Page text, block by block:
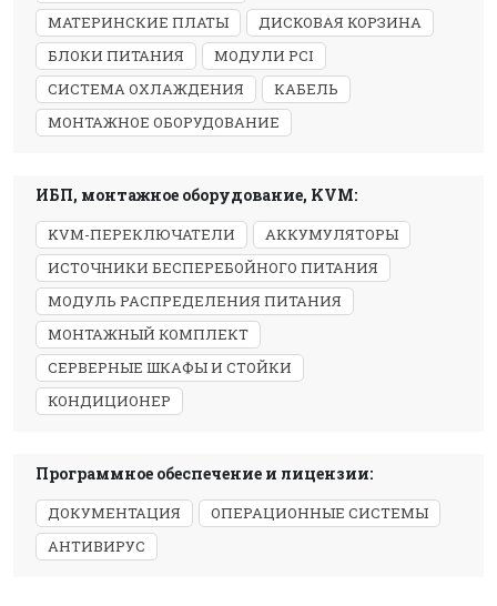
МАТЕРИНСКИЕ ПЛАТЫ
ДИСКОВАЯ КОРЗИНА
БЛОКИ ПИТАНИЯ
МОДУЛИ PCI
СИСТЕМА ОХЛАЖДЕНИЯ
КАБЕЛЬ
МОНТАЖНОЕ ОБОРУДОВАНИЕ
ИБП, монтажное оборудование, KVM:
KVM-ПЕРЕКЛЮЧАТЕЛИ
АККУМУЛЯТОРЫ
ИСТОЧНИКИ БЕСПЕРЕБОЙНОГО ПИТАНИЯ
МОДУЛЬ РАСПРЕДЕЛЕНИЯ ПИТАНИЯ
МОНТАЖНЫЙ КОМПЛЕКТ
СЕРВЕРНЫЕ ШКАФЫ И СТОЙКИ
КОНДИЦИОНЕР
Программное обеспечение и лицензии:
ДОКУМЕНТАЦИЯ
ОПЕРАЦИОННЫЕ СИСТЕМЫ
АНТИВИРУС